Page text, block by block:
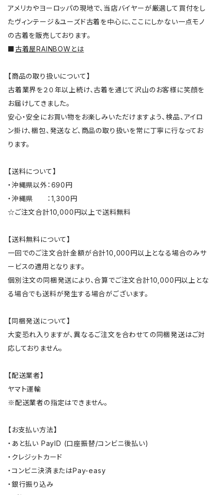
アメリカやヨーロッパの現地で、当店バイヤーが厳選して買付をし
たヴィンテージ＆ユーズド古着を中心に、ここにしかない一点モノ
の古着を販売しております。
■古着屋RAINBOWとは
【商品の取り扱いについて】
古着業界を２０年以上続け、古着を通じて沢山のお客様に笑顔を
お届けしてきました。
安心・安全にお買い物をお楽しみいただけますよう、検品、アイロ
ン掛け、梱包、発送など、商品の取り扱いを常に丁寧に行なってお
ります。
【送料について】
・沖縄県以外：690円
・沖縄県 ：1,300円
☆ご注文合計10,000円以上で送料無料
【送料無料について】
一回でのご注文合計金額が合計10,000円以上となる場合のみサ
ービスの適用となります。
個別注文の同梱発送により、合算でご注文合計10,000円以上とな
る場合でも送料が発生する場合がございます。
【同梱発送について】
大変恐れ入りますが、異なるご注文を合わせての同梱発送はご対
応しておりません。
【配送業者】
ヤマト運輸
※配送業者の指定はできません。
【お支払い方法】
・あと払い PayID (口座振替/コンビニ後払い)
・クレジットカード
・コンビニ決済またはPay-easy
・銀行振り込み